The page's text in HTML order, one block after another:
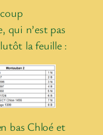
qui n’est pas
la feuille :
bas Chloé et